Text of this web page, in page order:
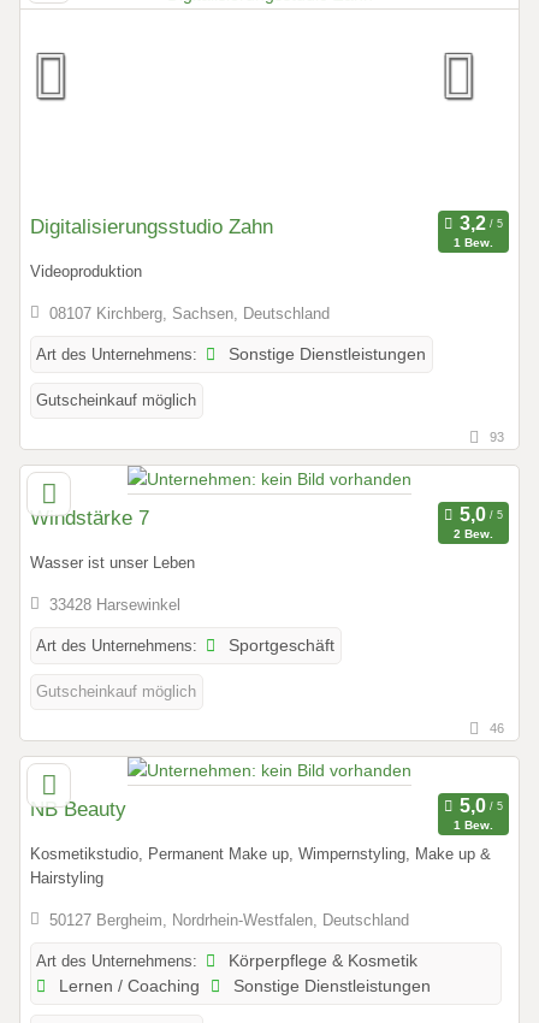
Digitalisierungsstudio Zahn
1 Bew.
Videoproduktion
08107 Kirchberg, Sachsen, Deutschland
Art des Unternehmens: Sonstige Dienstleistungen
Gutscheinkauf möglich
93
Windstärke 7
2 Bew.
Wasser ist unser Leben
33428 Harsewinkel
Art des Unternehmens: Sportgeschäft
Gutscheinkauf möglich
46
NB Beauty
1 Bew.
Kosmetikstudio, Permanent Make up, Wimpernstyling, Make up &
Hairstyling
50127 Bergheim, Nordrhein-Westfalen, Deutschland
Art des Unternehmens:
Körperpflege & Kosmetik
Lernen / Coaching
Sonstige Dienstleistungen